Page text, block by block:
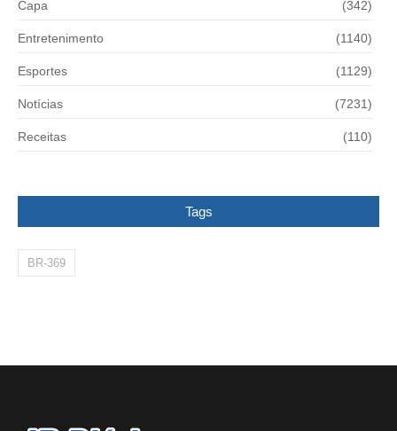
Capa (342)
Entretenimento (1140)
Esportes (1129)
Notícias (7231)
Receitas (110)
Tags
BR-369